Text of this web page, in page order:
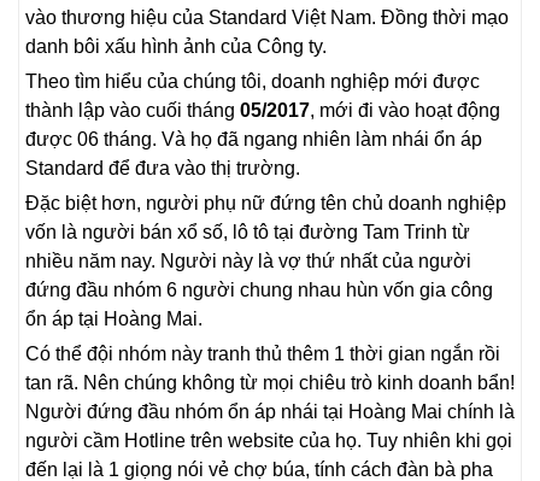
vào thương hiệu của Standard Việt Nam. Đồng thời mạo
danh bôi xấu hình ảnh của Công ty.
Theo tìm hiểu của chúng tôi, doanh nghiệp mới được
thành lập vào cuối tháng 05/2017, mới đi vào hoạt động
được 06 tháng. Và họ đã ngang nhiên làm nhái ổn áp
Standard để đưa vào thị trường.
Đặc biệt hơn, người phụ nữ đứng tên chủ doanh nghiệp
vốn là người bán xổ số, lô tô tại đường Tam Trinh từ
nhiều năm nay. Người này là vợ thứ nhất của người
đứng đầu nhóm 6 người chung nhau hùn vốn gia công
ổn áp tại Hoàng Mai.
Có thể đội nhóm này tranh thủ thêm 1 thời gian ngắn rồi
tan rã. Nên chúng không từ mọi chiêu trò kinh doanh bẩn!
Người đứng đầu nhóm ổn áp nhái tại Hoàng Mai chính là
người cầm Hotline trên website của họ. Tuy nhiên khi gọi
đến lại là 1 giọng nói vẻ chợ búa, tính cách đàn bà pha